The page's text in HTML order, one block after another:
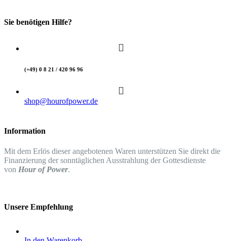
Sie benötigen Hilfe?
(+49) 0 8 21 / 420 96 96
shop@hourofpower.de
Information
Mit dem Erlös dieser angebotenen Waren unterstützen Sie direkt die
Finanzierung der sonntäglichen Ausstrahlung der Gottesdienste
von Hour of Power.
Unsere Empfehlung